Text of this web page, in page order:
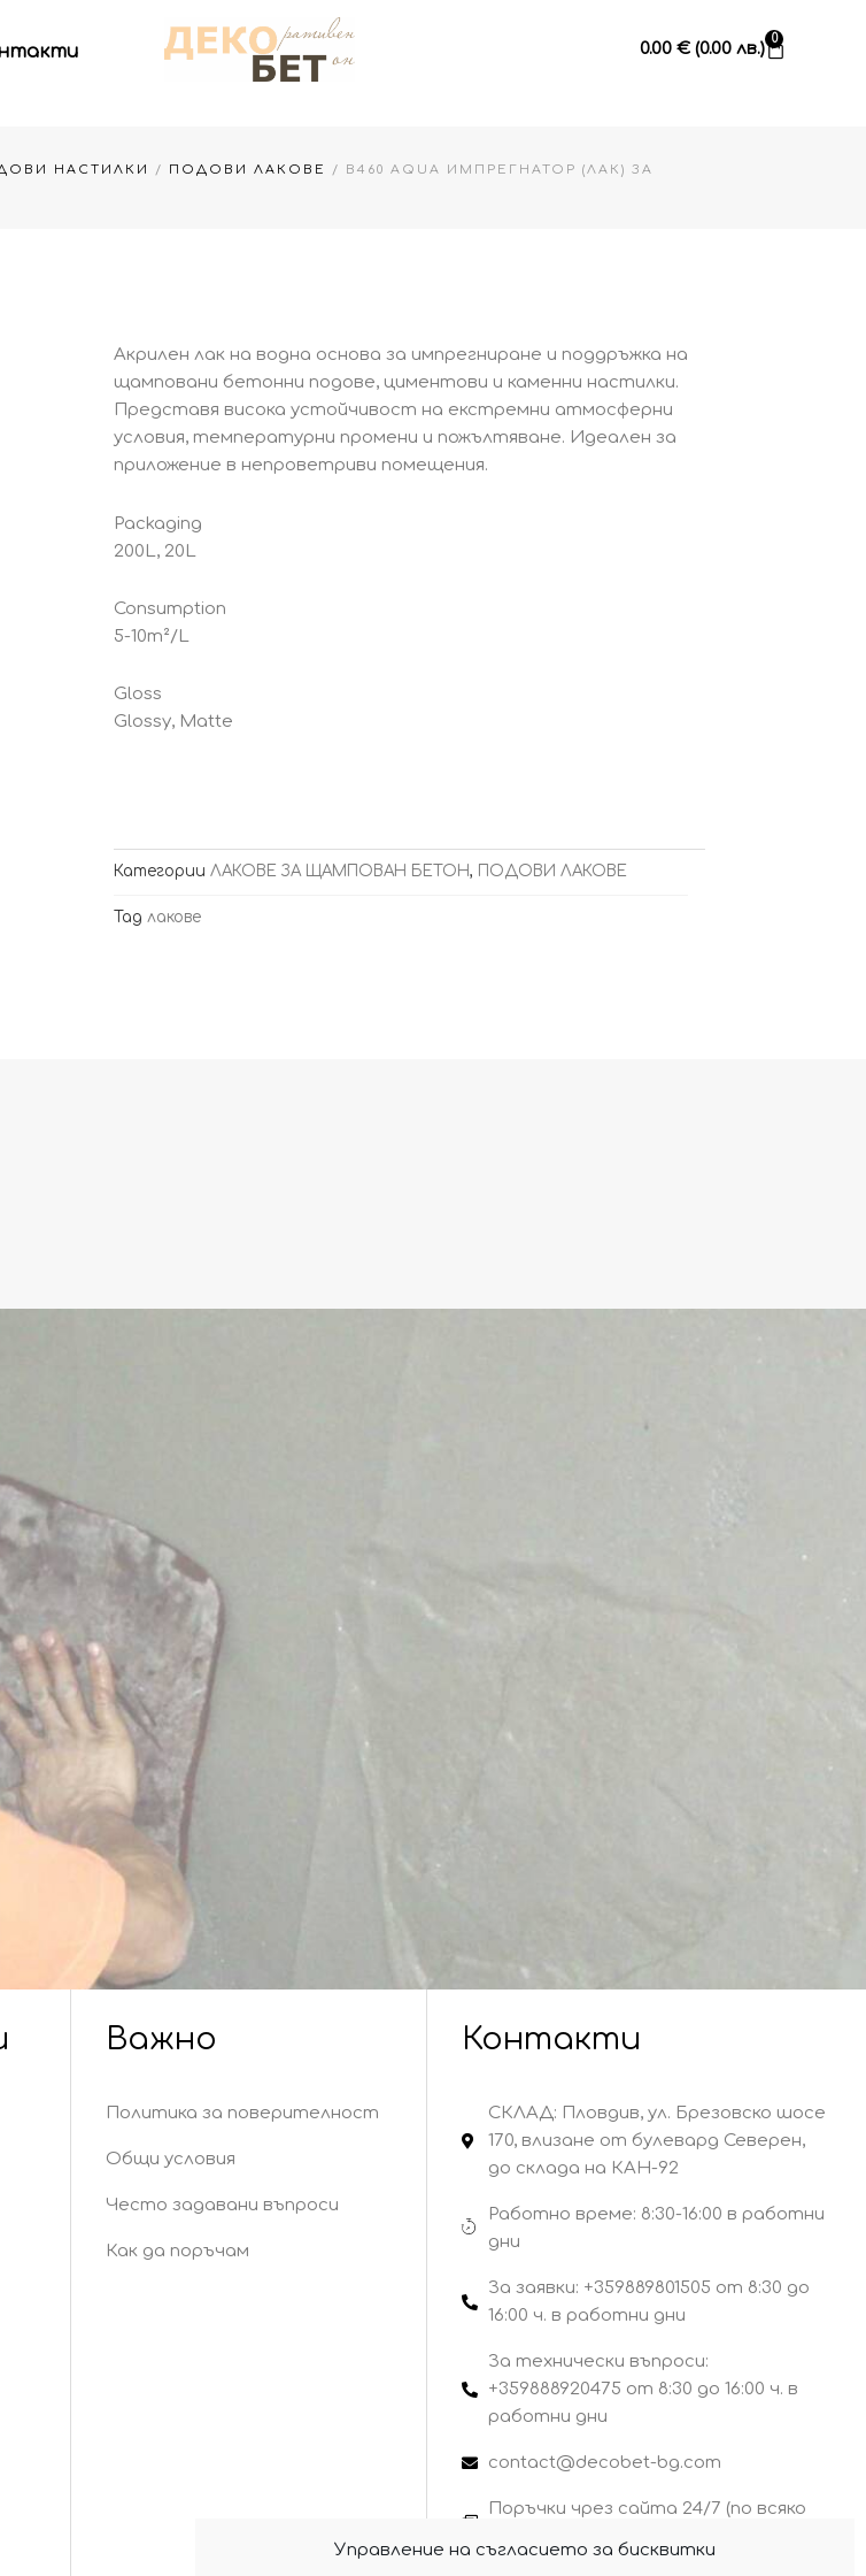
Управление на съгласието за бисквитки
0.00€ (0.00 лв.)
0
Cart
НАСТИЛКИ / ПОДОВИ ЛАКОВЕ
/ B460 AQUA ИМПРЕГНАТОР (ЛАК) ЗА
Акрилен лак на водна основа за импрегниране и поддръжка на
щамповани бетонни подове, циментови и каменни настилки.
Представя висока устойчивост на екстремни атмосферни
условия, температурни промени и пожълтяване. Идеален за
приложение в непроветриви помещения.
Packaging
200L, 20L
Consumption
5-10m²/L
Gloss
Glossy, Matte
Категории ЛАКОВЕ ЗА ЩАМПОВАН БЕТОН, ПОДОВИ ЛАКОВЕ
Tag лакове
Важно
Политика за поверителност
Общи условия
Често задавани въпроси
Как да поръчам
Контакти
СКЛАД: Пловдив, ул. Брезовско шосе
170, влизане от булевард Северен,
до склада на КАН-92
Работно време: 8:30-16:00 в работни
дни
За заявки: +359889801505 от 8:30 до
16:00 ч. в работни дни
За технически въпроси:
+359888920475 от 8:30 до 16:00 ч. в
работни дни
contact@decobet-bg.com
Поръчки чрез сайта 24/7 (по всяко